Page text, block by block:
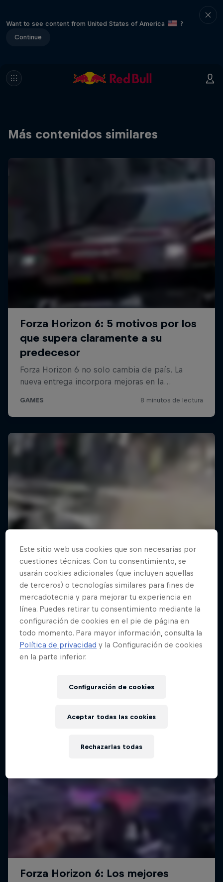
Want to see content from United States of America
?
Continue
Más contenidos similares
Este sitio web usa cookies que son necesarias por
cuestiones técnicas. Con tu consentimiento, se
usarán cookies adicionales (que incluyen aquellas
de terceros) o tecnologías similares para fines de
mercadotecnia y para mejorar tu experiencia en
línea. Puedes retirar tu consentimiento mediante la
configuración de cookies en el pie de página en
todo momento. Para mayor información, consulta la
Política de privacidad y la Configuración de cookies
en la parte inferior.
Configuración de cookies
Rechazarlas todas
Aceptar todas las cookies